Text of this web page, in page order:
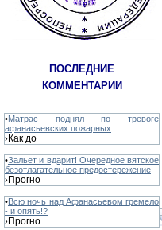
ПОСЛЕДНИЕ
КОММЕНТАРИИ
•Матрас поднял по тревоге
афанасьевских пожарных
›Как до
•Зальет и вдарит! Очередное вятское
безотлагательное предостережение
›Прогно
•Всю ночь над Афанасьевом гремело
- и опять!?
›Прогно